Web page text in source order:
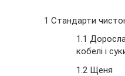
1 Стандарти
1.1
кобелі і
1.2 Щеня